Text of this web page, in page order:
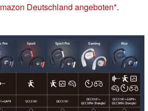
Deutschland angeboten .